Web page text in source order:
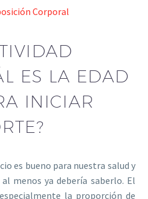
Corporal
ES LA EDAD
INICIAR
es bueno para nuestra salud y
menos ya debería saberlo. El
la proporción de